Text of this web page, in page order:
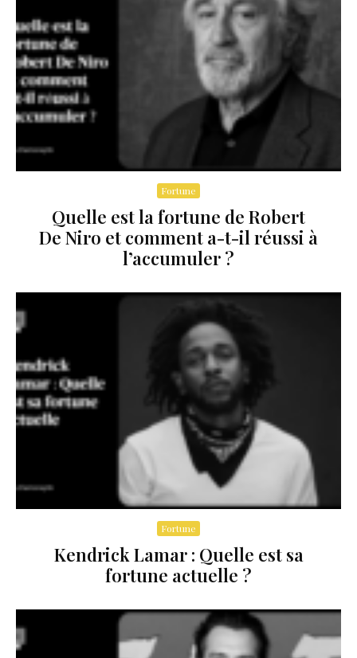
Fortune
Quelle est la fortune de Robert
De Niro et comment a-t-il réussi à
l’accumuler ?
Fortune
Kendrick Lamar : Quelle est sa
fortune actuelle ?